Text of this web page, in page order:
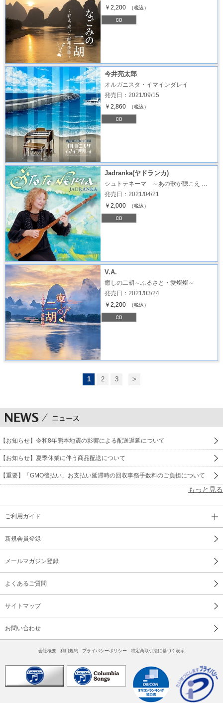
￥2,200
（税込）
今井亮太郎
オルガニスタ・イマインダレイ
発売日：2021/09/15
￥2,860
（税込）
Jadranka(ヤドランカ)
シュトテネーマ ～あの歌が聴こえ …
発売日：2021/04/21
￥2,000
（税込）
V.A.
癒しの二胡～ふるさと・愛燦燦～
発売日：2021/03/24
￥2,200
（税込）
1 2 3 >
【お知らせ】令和8年熊本地震の影響による配送遅延について
【お知らせ】夏季休業に伴う商品配送について
【重要】「GMO後払い」お支払い延滞時の回収事務手数料のご負担について
もっと見る
ご利用ガイド
新規会員登録
メールマガジン登録
よくあるご質問
サイトマップ
お問い合わせ
会社概要 利用規約 プライバシーポリシー 特定商取引法に基づく表示